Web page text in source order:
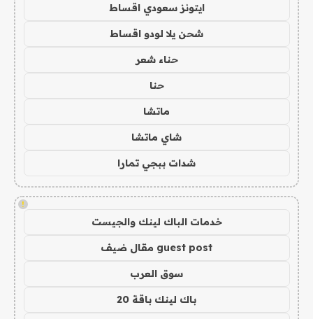
ايتونز سعودي اقساط
شحن يلا لودو اقساط
حناء شعر
حنا
ماتشا
شاي ماتشا
شدات ببجي تمارا
!
خدمات الباك لينك والجيست
guest post مقال ضيف
سوق العرب
باك لينك باقة 20